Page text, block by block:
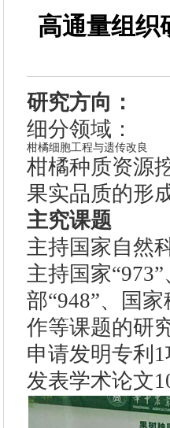
高通量组织
研究方向 ：
细分领域：
柑橘细胞工程与遗传改良
柑橘种质资源
果实品质的形
主究课题
主持国家自然
主持国家
部“948”、国
作等课题的研
申请发明专利
发表学术论文